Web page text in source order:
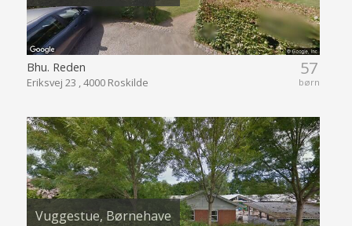
57
børn
Bhu. Reden
Eriksvej 23 , 4000 Roskilde
Vuggestue, Børnehave